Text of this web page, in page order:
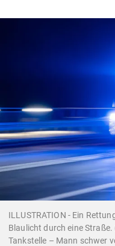
ILLUSTRATION - Ein
Blaulicht durch eine
Tankstelle – Mann schwer